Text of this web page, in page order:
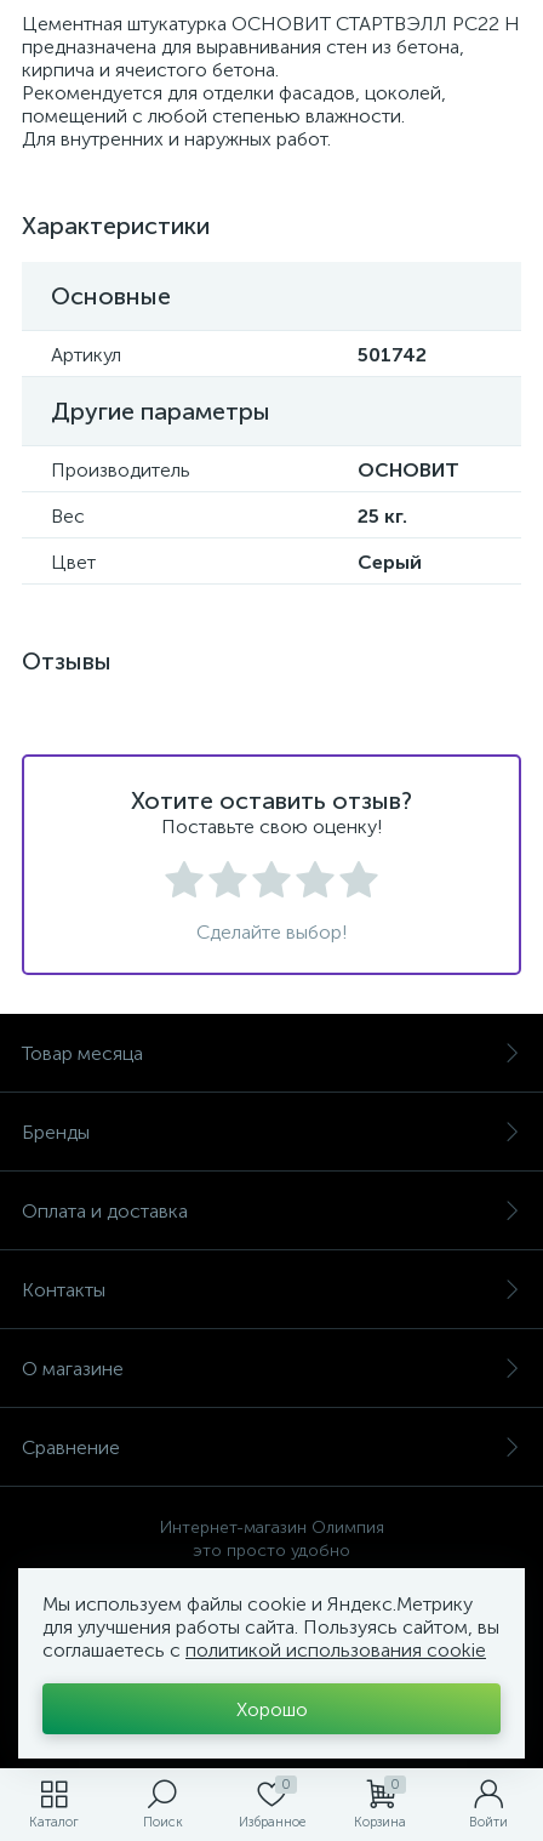
Каталог Поиск
0
Избранное
0
Корзина Войти
Цементная штукатурка ОСНОВИТ СТАРТВЭЛЛ РС22 Н
предназначена для выравнивания стен из бетона,
кирпича и ячеистого бетона.
Рекомендуется для отделки фасадов, цоколей,
помещений с любой степенью влажности.
Для внутренних и наружных работ.
Характеристики
Основные
Артикул 501742
Другие параметры
Производитель
ОСНОВИТ
Вес
25 кг.
Цвет
Серый
Отзывы
Хотите оставить отзыв?
Поставьте свою оценку!
Сделайте выбор!
Мы используем файлы cookie и Яндекс.Метрику
для улучшения работы сайта. Пользуясь сайтом, вы
соглашаетесь с политикой использования cookie
Хорошо
Товар месяца
Бренды
Оплата и доставка
Контакты
О магазине
Сравнение
Интернет-магазин Олимпия
это просто удобно
Политика компании в отношении обработки персональных
данных
Торговый Комплекс